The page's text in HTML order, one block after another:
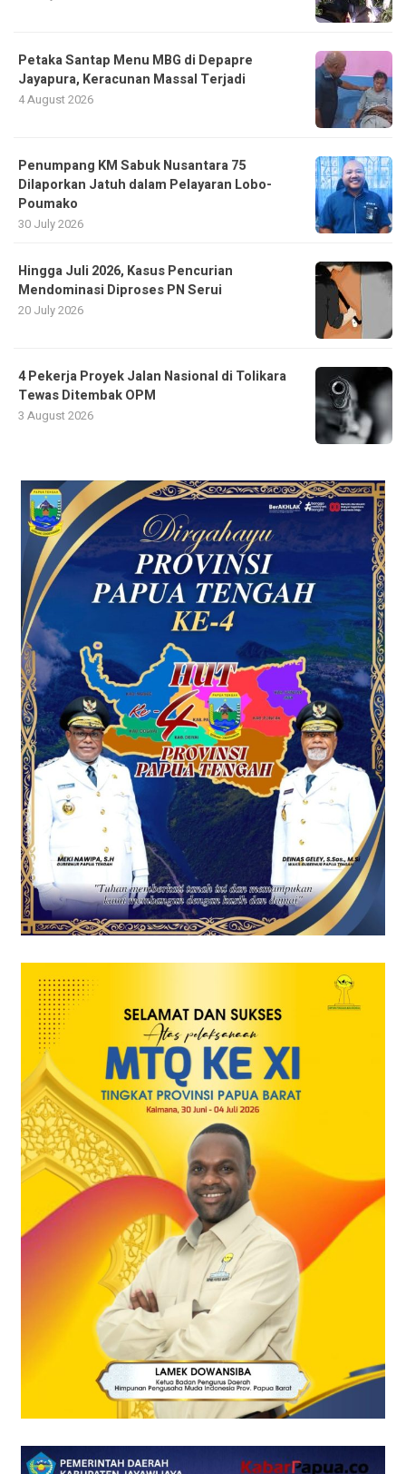
Petaka Santap Menu MBG di Depapre
Jayapura, Keracunan Massal Terjadi
4 August 2026
Penumpang KM Sabuk Nusantara 75
Dilaporkan Jatuh dalam Pelayaran Lobo-
Poumako
30 July 2026
Hingga Juli 2026, Kasus Pencurian
Mendominasi Diproses PN Serui
20 July 2026
4 Pekerja Proyek Jalan Nasional di Tolikara
Tewas Ditembak OPM
3 August 2026